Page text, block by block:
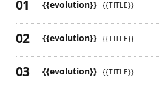
{{evolution}} {{TITLE}}
{{evolution}} {{TITLE}}
{{evolution}} {{TITLE}}